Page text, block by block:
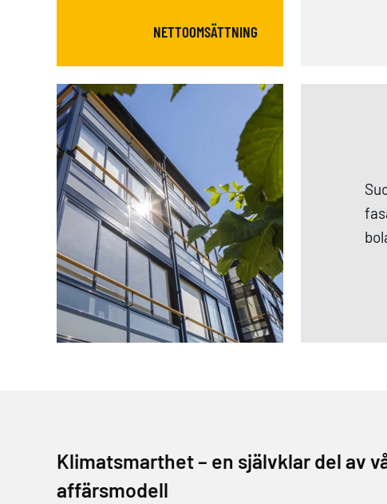
NETTOOMSÄTTNING
Klimatsmarthet – en självklar del av
affärsmodell